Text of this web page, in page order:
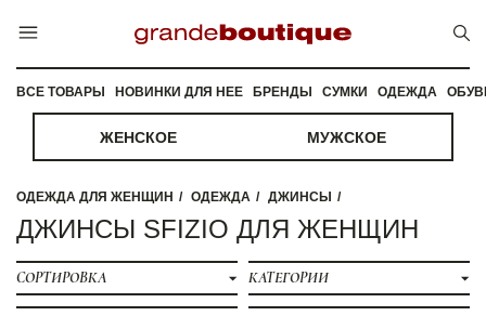
ВСЕ ТОВАРЫ НОВИНКИ ДЛЯ НЕЕ БРЕНДЫ СУМКИ ОДЕЖДА
ЖЕНСКОЕ МУЖСКОЕ
ОДЕЖДА ДЛЯ ЖЕНЩИН ОДЕЖДА ДЖИНСЫ
ДЖИНСЫ SFIZIO ДЛЯ ЖЕНЩИН
СОРТИРОВКА КАТЕГОРИИ